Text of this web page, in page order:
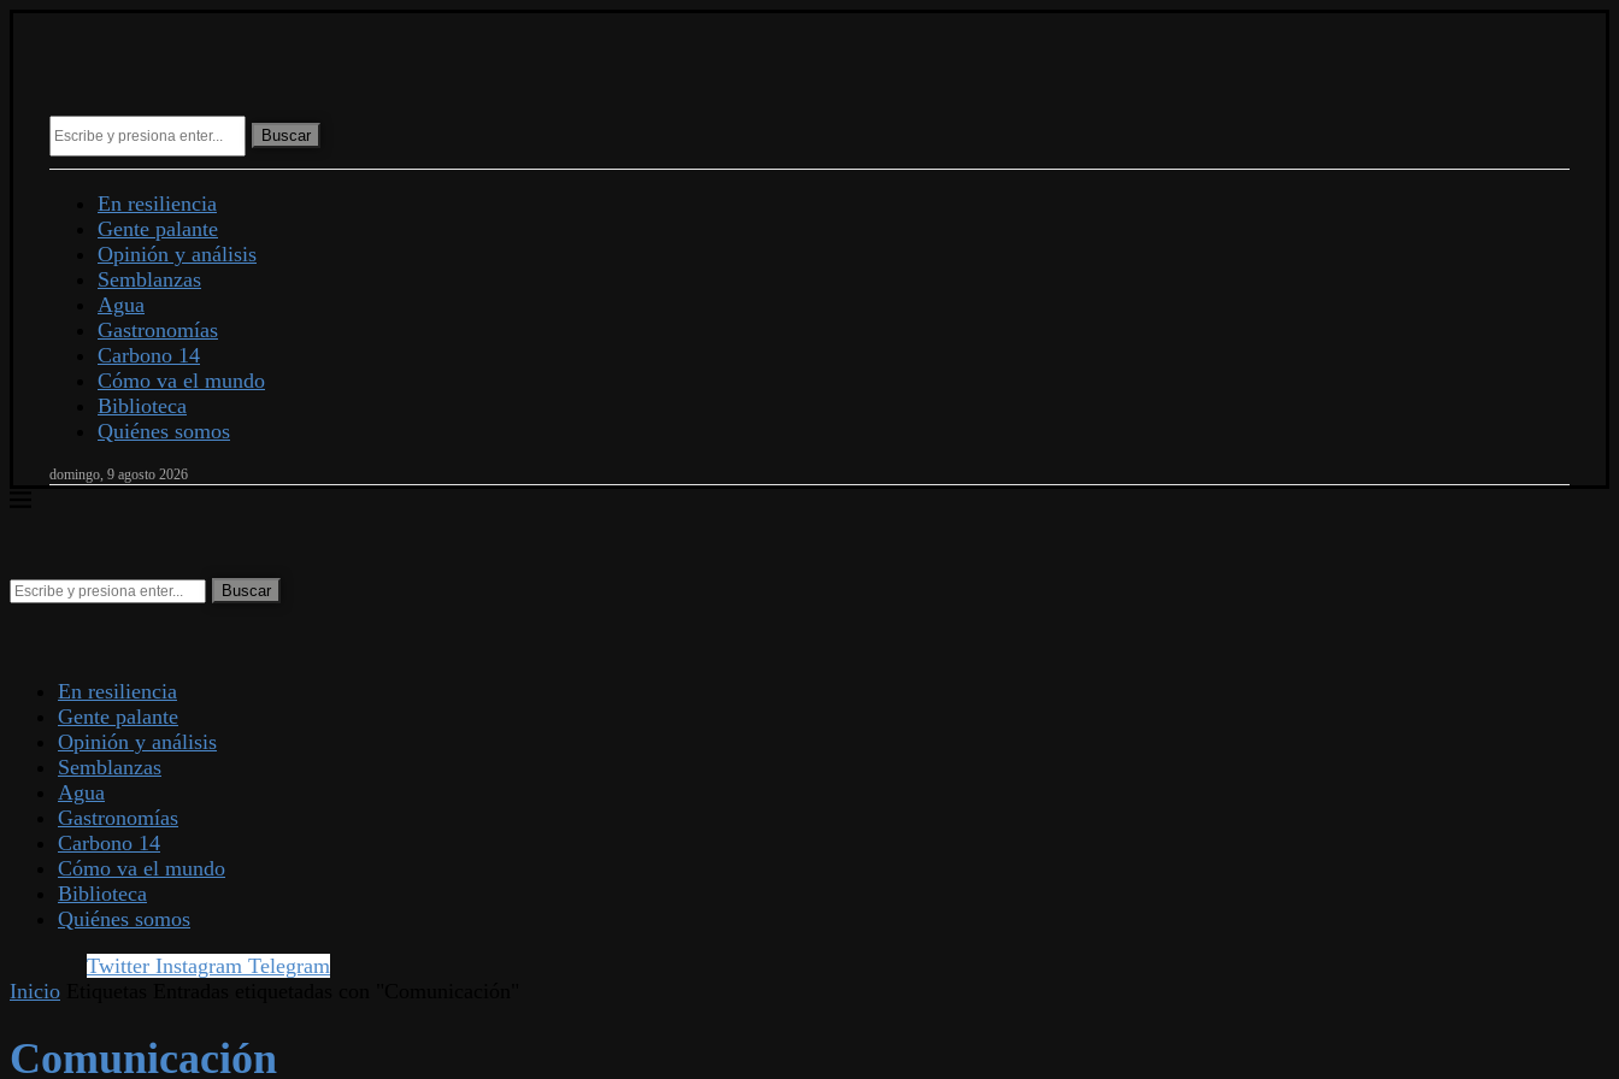
Buscar
En resiliencia
Gente palante
Opinión y análisis
Semblanzas
Agua
Gastronomías
Carbono 14
Cómo va el mundo
Biblioteca
Quiénes somos
domingo, 9 agosto 2026
En resiliencia
Gente palante
Opinión y análisis
Semblanzas
Agua
Gastronomías
Carbono 14
Cómo va el mundo
Biblioteca
Quiénes somos
Twitter Instagram Telegram
Inicio
Comunicación